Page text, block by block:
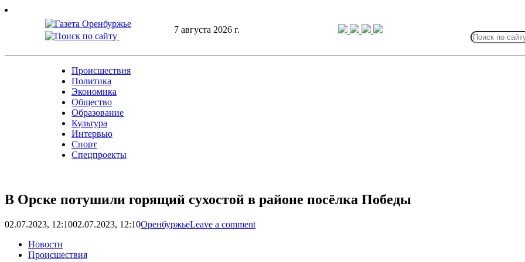
Skip
7 августа 2026 г.
for:
Происшествия
Политика
Экономика
Общество
Образование
Культура
Интервью
Спорт
Спецпроекты
В Орске потушили горящий сухостой в районе посёлка Победы
02.07.2023, 12:1002.07.2023, 12:10ОренбуржьеLeave a comment
Новости
Происшествия